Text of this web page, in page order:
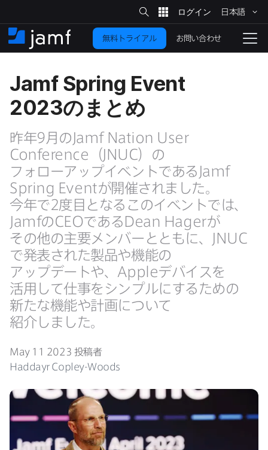
イ
ン
コ
テ
ン
ツ
に
移
動
サ
イ
ト
検
索
日本語
ホ
ー
ナ
無料トライアル お問い合わせ
Jamf Spring Event
2023の​まとめ
昨年9月の Jamf Nation User
Conference （ JNUC）の​
フォローアップイベントである Jamf
Spring Eventが​開催されました。​
今年で2度目となる​この​イベントでは、
JamfのCEOである Dean Hagerが​
その他の​主要メンバーと​ともに、
JNUC
で​発表された​製品や​機能の​
アップデートや、 Appleデバイスを​
活用して​仕事を​シンプルに​する​ための​
新たな​機能や​計画に​ついて​
紹介しました。
May 11 2023 投稿者
Haddayr Copley-Woods